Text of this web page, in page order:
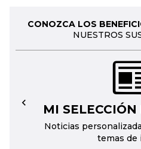
CONOZCA LOS
NUESTROS
MI
Noticias
temas de
←